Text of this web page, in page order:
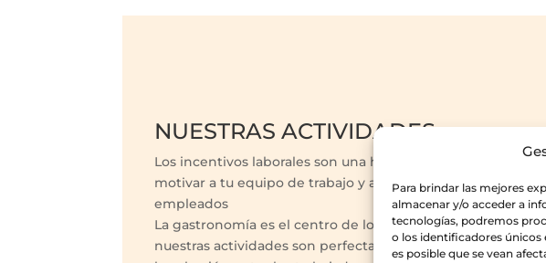
Para brindar las mejores
almacenar y/o acceder a
tecnologías, podremos
o los identificadores únicos
es posible que se vean
NUESTRAS ACTIVIDADES
Los incentivos laborales son una herramienta muy eficaz
motivar a tu equipo de trabajo y aumentar el rendimiento
empleados
La gastronomía es el centro de los eventos sociales así que
nuestras actividades son perfectas para hacer grupo y